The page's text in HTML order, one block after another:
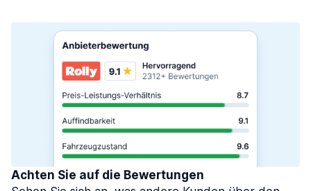
Achten Sie auf die Bewertungen